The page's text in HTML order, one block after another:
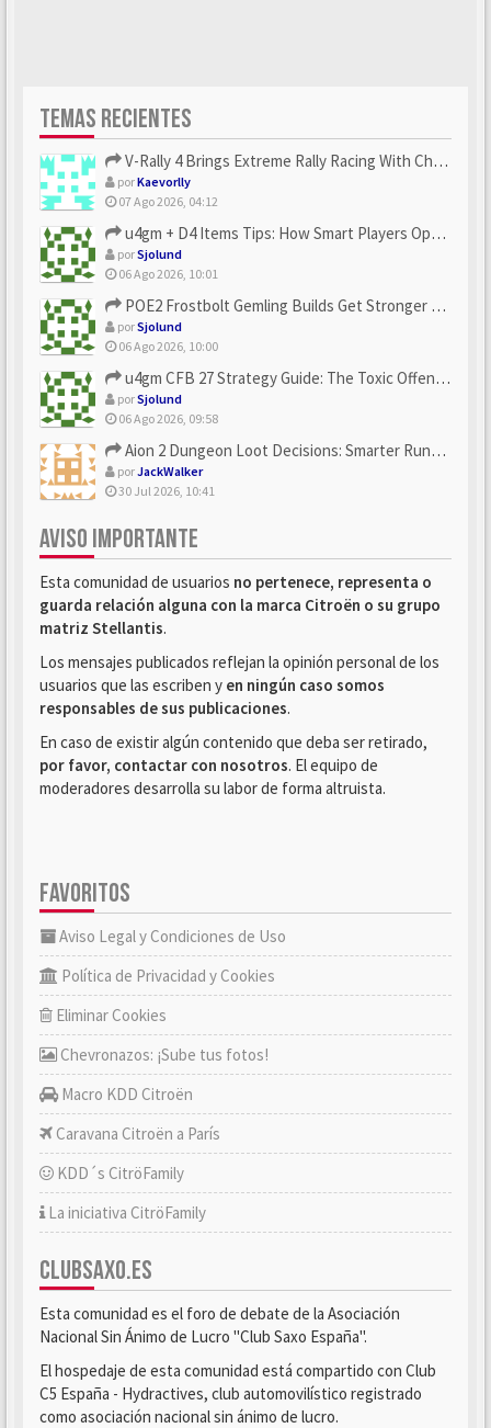
TEMAS RECIENTES
V-Rally 4 Brings Extreme Rally Racing With Challenging Track...
porKaevorlly
07 Ago 2026, 04:12
u4gm + D4 Items Tips: How Smart Players Optimize Gear, Build...
porSjolund
06 Ago 2026, 10:01
POE2 Frostbolt Gemling Builds Get Stronger With u4gm’s Ice C...
porSjolund
06 Ago 2026, 10:00
u4gm CFB 27 Strategy Guide: The Toxic Offensive Scheme Your ...
porSjolund
06 Ago 2026, 09:58
Aion 2 Dungeon Loot Decisions: Smarter Runs With U4N
porJackWalker
30 Jul 2026, 10:41
AVISO IMPORTANTE
Esta comunidad de usuarios no pertenece, representa o
guarda relación alguna con la marca Citroën o su grupo
matriz Stellantis.
Los mensajes publicados reflejan la opinión personal de los
usuarios que las escriben y en ningún caso somos
responsables de sus publicaciones.
En caso de existir algún contenido que deba ser retirado,
por favor, contactar con nosotros. El equipo de
moderadores desarrolla su labor de forma altruista.
FAVORITOS
Aviso Legal y Condiciones de Uso
Política de Privacidad y Cookies
Eliminar Cookies
Chevronazos: ¡Sube tus fotos!
Macro KDD Citroën
Caravana Citroën a París
KDD´s CitröFamily
La iniciativa CitröFamily
CLUBSAXO.ES
Esta comunidad es el foro de debate de la Asociación
Nacional Sin Ánimo de Lucro "Club Saxo España".
El hospedaje de esta comunidad está compartido con Club
C5 España - Hydractives, club automovilístico registrado
como asociación nacional sin ánimo de lucro.